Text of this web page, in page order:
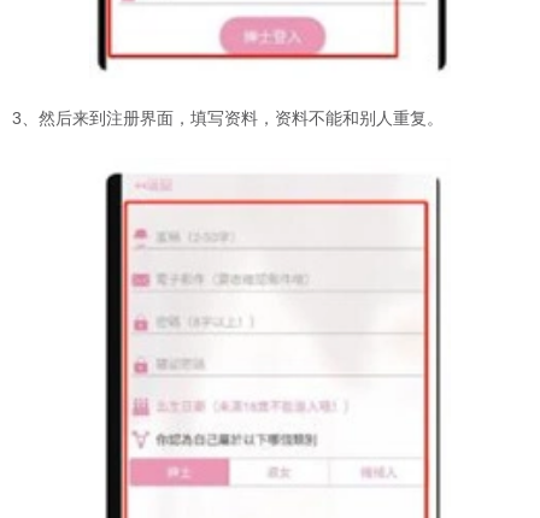
3、然后来到注册界面，填写资料，资料不能和别人重复。